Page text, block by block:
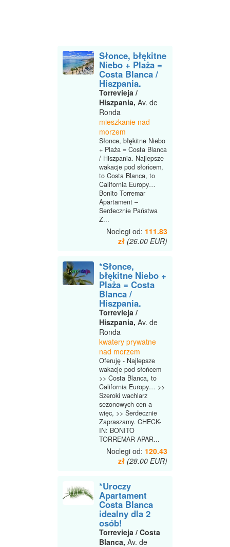
Słonce, błękitne
Niebo + Plaża =
Costa Blanca /
Hiszpania.
Torrevieja /
Hiszpania, Av. de
Ronda
mieszkanie nad
morzem
Słonce, błękitne Niebo
+ Plaża = Costa Blanca
/ Hiszpania. Najlepsze
wakacje pod słońcem,
to Costa Blanca, to
California Europy…
Bonito Torremar
Apartament –
Serdecznie Państwa
Z...
Noclegi od: 111.83
zł (26.00 EUR)
*Słonce,
błękitne Niebo +
Plaża = Costa
Blanca /
Hiszpania.
Torrevieja /
Hiszpania, Av. de
Ronda
kwatery prywatne
nad morzem
Oferuję - Najlepsze
wakacje pod słońcem
>> Costa Blanca, to
California Europy… >>
Szeroki wachlarz
sezonowych cen a
więc, >> Serdecznie
Zapraszamy. CHECK-
IN: BONITO
TORREMAR APAR...
Noclegi od: 120.43
zł (28.00 EUR)
*Uroczy
Apartament
Costa Blanca
idealny dla 2
osób!
Torrevieja / Costa
Blanca, Av. de